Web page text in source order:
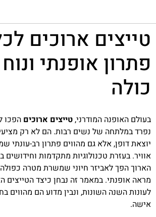
טייצים ארוכים
פתרון אופנתי
כולה
בעולם האופנה המודרני,טייצים ארוכים הפכו
נפרד במלתחה של נשים רבות. הם לא רק
יוצאת דופן, אלא גם מהווים פתרון רב-עונתי
אוויר. בעזרת טכנולוגיות מתקדמות וחידושים
הארוך הפך לאביזר חיוני שמשרת מטרה
מראה אופנתי. במאמר זה נבחן כיצד הטייצים
לעונות השנה השונות, ונבין מדוע הם מהווים
אישה.